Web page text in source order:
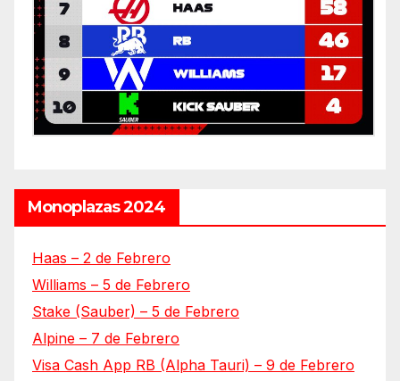
Monoplazas 2024
Haas – 2 de Febrero
Williams – 5 de Febrero
Stake (Sauber) – 5 de Febrero
Alpine – 7 de Febrero
Visa Cash App RB (Alpha Tauri) – 9 de Febrero